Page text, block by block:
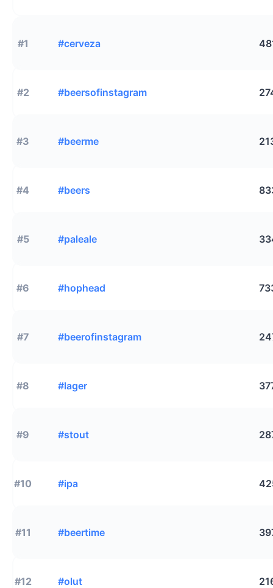
#1 #cerveza
#2 #beersofinstagram
#3 #beerme
#4 #beers
#5 #paleale
#6 #hophead
#7 #beerofinstagram
#8 #lager
#9 #stout
#10 #ipa
#11 #beertime
#12 #olut